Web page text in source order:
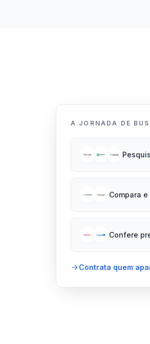
A JORNADA DE
Compara
Confere
Contrata quem